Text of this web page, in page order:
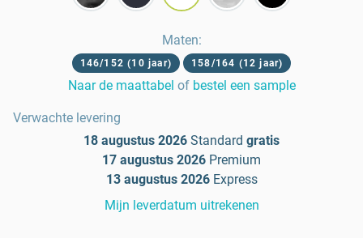
Maten:
146/152 (10 jaar) 158/164 (12 jaar)
Naar de maattabel of bestel een sample
Verwachte levering
18 augustus 2026 Standard gratis
17 augustus 2026 Premium
13 augustus 2026 Express
Mijn leverdatum uitrekenen